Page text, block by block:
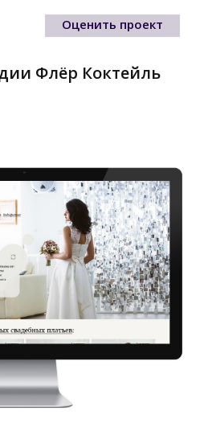
Оценить проект
Флёр Коктейль